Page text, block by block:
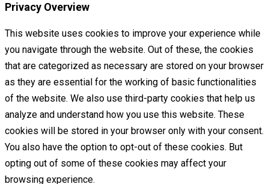
Privacy Overview
This website uses cookies to improve your experience while
you navigate through the website. Out of these, the cookies
that are categorized as necessary are stored on your browser
as they are essential for the working of basic functionalities
of the website. We also use third-party cookies that help us
analyze and understand how you use this website. These
cookies will be stored in your browser only with your consent.
You also have the option to opt-out of these cookies. But
opting out of some of these cookies may affect your
browsing experience.